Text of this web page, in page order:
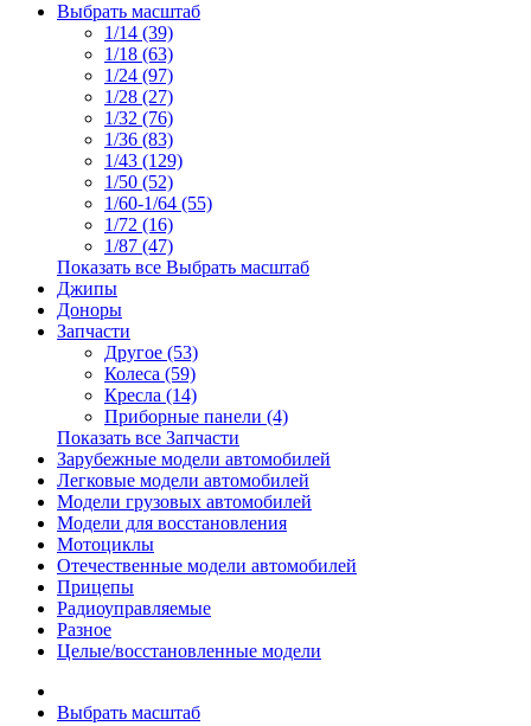
Выбрать масштаб
1/14 (39)
1/18 (63)
1/24 (97)
1/28 (27)
1/32 (76)
1/36 (83)
1/43 (129)
1/50 (52)
1/60-1/64 (55)
1/72 (16)
1/87 (47)
Показать все Выбрать масштаб
Джипы
Доноры
Запчасти
Другое (53)
Колеса (59)
Кресла (14)
Приборные панели (4)
Показать все Запчасти
Зарубежные модели автомобилей
Легковые модели автомобилей
Модели грузовых автомобилей
Модели для восстановления
Мотоциклы
Отечественные модели автомобилей
Прицепы
Радиоуправляемые
Разное
Целые/восстановленные модели
Выбрать масштаб